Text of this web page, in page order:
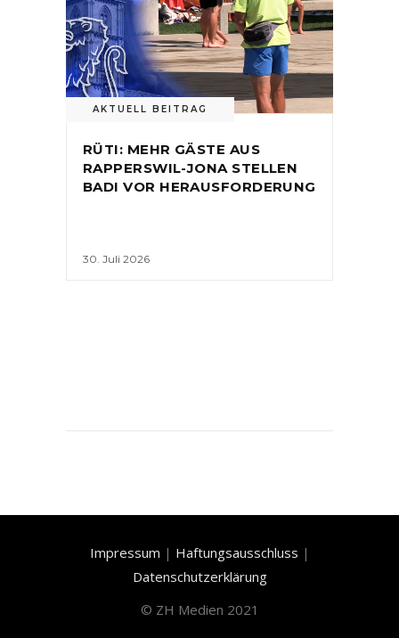
AKTUELL BEITRAG
RÜTI: MEHR GÄSTE AUS
RAPPERSWIL-JONA STELLEN
BADI VOR HERAUSFORDERUNG
30. Juli 2026
Impressum | Haftungsausschluss |
Datenschutzerklärung
© ZH Medien 2021